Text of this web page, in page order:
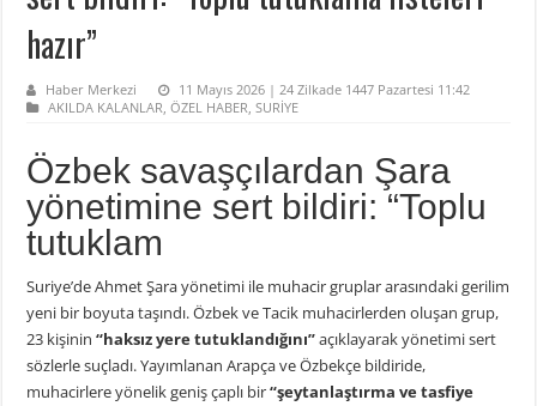
hazır”
Haber Merkezi
11 Mayıs 2026 | 24 Zilkade 1447 Pazartesi 11:42
AKILDA KALANLAR,ÖZEL HABER,SURİYE
Özbek savaşçılardan Şara
yönetimine sert bildiri: “Toplu
tutuklam
Suriye’de Ahmet Şara yönetimi ile muhacir gruplar arasındaki gerilim
yeni bir boyuta taşındı. Özbek ve Tacik muhacirlerden oluşan grup,
23 kişinin“haksız yere tutuklandığını”açıklayarak yönetimi sert
sözlerle suçladı. Yayımlanan Arapça ve Özbekçe bildiride,
muhacirlere yönelik geniş çaplı bir“şeytanlaştırma ve tasfiye